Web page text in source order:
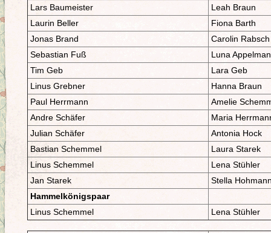
Lars Baumeister
Leah Braun
Laurin Beller
Fiona Barth
Jonas Brand
Carolin Rabsch
Sebastian Fuß
Luna
Tim Geb
Lara Geb
Linus Grebner
Hanna Braun
Paul Herrmann
Amelie
Andre Schäfer
Maria
Julian Schäfer
Antonia Hock
Bastian Schemmel
Laura Starek
Linus Schemmel
Lena Stühler
Jan Starek
Stella
Hammelkönigspaar
Linus Schemmel
Lena Stühler